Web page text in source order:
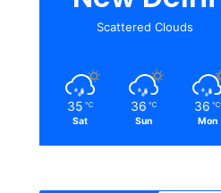
Scattered Clouds
35 ℃
Sat
36 ℃
Sun
36 ℃
Mon